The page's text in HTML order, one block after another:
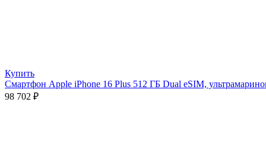
Купить
Смартфон Apple iPhone 16 Plus 512 ГБ Dual eSIM,
98 702 ₽